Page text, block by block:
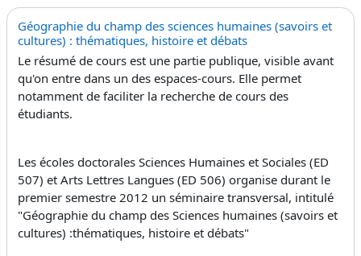
Géographie du champ des sciences humaines (savoirs et
cultures) : thématiques, histoire et débats
Le résumé de cours est une partie publique, visible avant
qu'on entre dans un des espaces-cours. Elle permet
notamment de faciliter la recherche de cours des
étudiants.
Les écoles doctorales Sciences Humaines et Sociales (ED
507) et Arts Lettres Langues (ED 506) organise durant le
premier semestre 2012 un séminaire transversal, intitulé
"Géographie du champ des Sciences humaines (savoirs et
cultures) :thématiques, histoire et débats"